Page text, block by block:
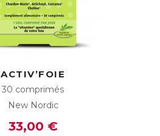
ACTIV’FOIE
30 comprimés
New Nordic
33,00 €